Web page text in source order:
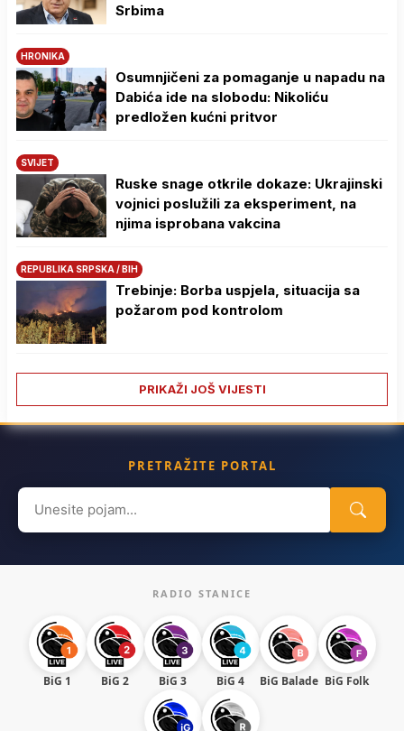
Srbima
HRONIKA
Osumnjičeni za pomaganje u napadu na
Dabića ide na slobodu: Nikoliću
predložen kućni pritvor
SVIJET
Ruske snage otkrile dokaze: Ukrajinski
vojnici poslužili za eksperiment, na
njima isprobana vakcina
REPUBLIKA SRPSKA / BIH
Trebinje: Borba uspjela, situacija sa
požarom pod kontrolom
PRIKAŽI JOŠ VIJESTI
PRETRAŽITE PORTAL
Search
for:
RADIO STANICE
BiG 1 BiG 2 BiG 3 BiG 4 BiG Balade BiG Folk